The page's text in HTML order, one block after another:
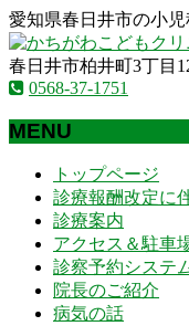
愛知県春日井市の小
春日井市柏井町3丁目
0568-37-1751
MENU
トップページ
診療報酬改定に
診療案内
アクセス＆駐車
診察予約システ
院長のご紹介
病気の話